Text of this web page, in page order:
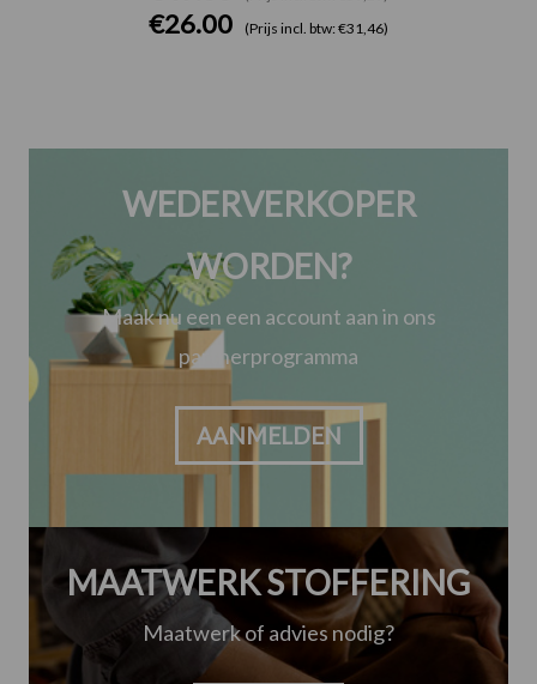
€26.00 (Prijs incl. btw: €31,46)
WEDERVERKOPER
WORDEN?
Maak nu een een account aan in ons
partnerprogramma
AANMELDEN
MAATWERK STOFFERING
Maatwerk of advies nodig?